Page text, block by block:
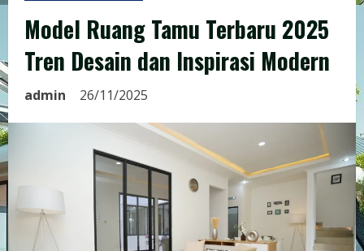
Model Ruang Tamu Terbaru 2025
Tren Desain dan Inspirasi Modern
admin 26/11/2025